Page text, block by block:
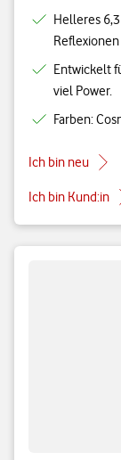
Helleres
Entwickelt
viel Power.
Farben:
Ich bin neu
Ich bin Kund:in